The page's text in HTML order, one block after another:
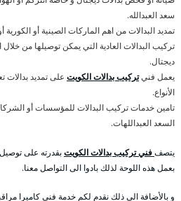
سعد العبدالله.
تمديد البدالات من اهم الماركات الصينية أو الكورية
تركيب البدالات العادية التي يمكن توصيلها من
ديجتال.
يعمل فنيتركيب بدالات الكويت
الأنواع.
تامين خدمات تركيب البدالات للمؤسسات أو الشركان
السعد العبداللهات.
يتصففني تركيب بدالات الكويتبقدرته على
بعمل هذه اللوحة لذلك بادوا الى التواصل معنا.
و بالأضافة الى ذلك نقدم لكم خدمة فني كاميرا